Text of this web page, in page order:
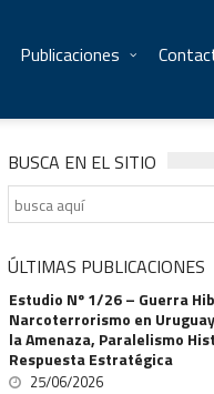
Publicaciones
BUSCA EN EL SITIO
ÚLTIMAS PUBLICACIONES
Estudio Nº 1/26 – Guerra
Narcoterrorismo en
la Amenaza, Paralelismo
Respuesta Estratégica
25/06/2026